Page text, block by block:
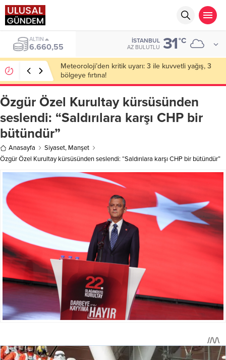
ALTIN
6.660,55
İSTANBUL
AZ BULUTLU 31°C
Meteoroloji’den kritik uyarı: 3 ile kuvvetli yağış, 3
bölgeye fırtına!
Özgür Özel Kurultay kürsüsünden
seslendi: “Saldırılara karşı CHP bir
bütündür”
Anasayfa Siyaset, Manşet
Özgür Özel Kurultay kürsüsünden seslendi: “Saldırılara karşı CHP bir bütündür”